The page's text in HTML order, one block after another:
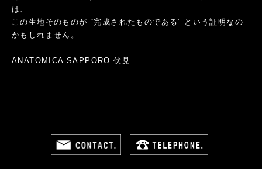
は、
この生地そのものが “完成されたものである” という証明なの
かもしれません。
ANATOMICA SAPPORO 伏見